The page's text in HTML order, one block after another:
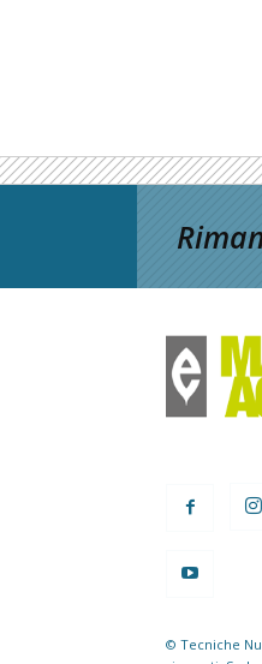
© Tecniche